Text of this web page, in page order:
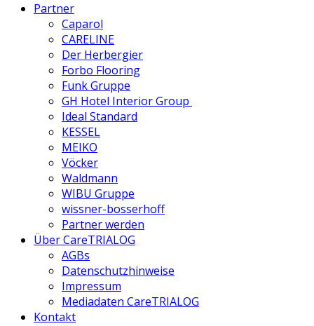
Partner
Caparol
CARELINE
Der Herbergier
Forbo Flooring
Funk Gruppe
GH Hotel Interior Group
Ideal Standard
KESSEL
MEIKO
Vöcker
Waldmann
WIBU Gruppe
wissner-bosserhoff
Partner werden
Über CareTRIALOG
AGBs
Datenschutzhinweise
Impressum
Mediadaten CareTRIALOG
Kontakt